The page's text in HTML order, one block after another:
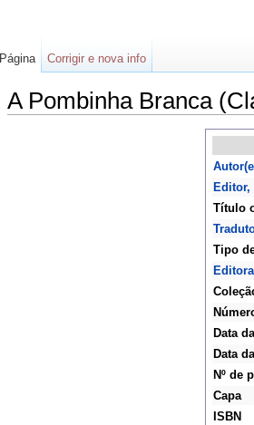
A Pombinha Branca
Título
Tipo
Editora
Data
Data
Nº de
Capa
ISBN
Página Corrigir e nova info